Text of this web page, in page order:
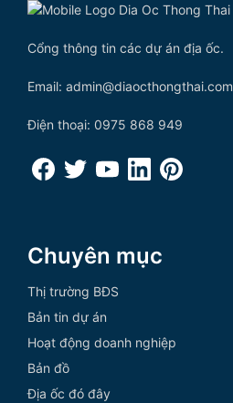
Cổng thông tin các dự án địa ốc.
Email: admin@diaocthongthai.com
Điện thoại: 0975 868 949
Chuyên mục
Thị trường BĐS
Bản tin dự án
Hoạt động doanh nghiệp
Bản đồ
Địa ốc đó đây